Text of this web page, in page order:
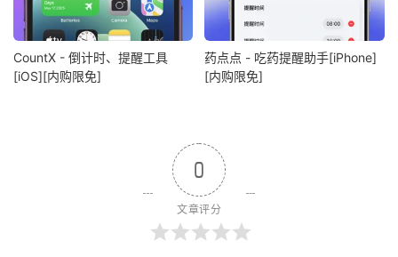
CountX - 倒计时、提醒工具
[iOS][内购限免]
药点点 - 吃药提醒助手[iPhone]
[内购限免]
0
文章评分